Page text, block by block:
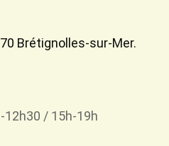
Brétignolles-sur-Mer.
12h30 / 15h-19h